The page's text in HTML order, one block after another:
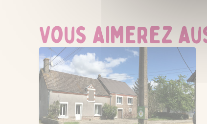
Vous aimerez